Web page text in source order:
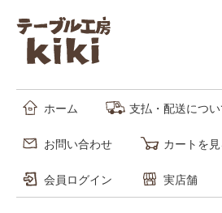
ホーム 支払・配送につい
お問い合わせ カートを見
会員ログイン 実店舗